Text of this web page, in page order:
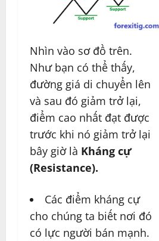
Nhìn vào sơ đồ trên.
Như bạn có thể thấy,
đường giá di chuyển lên
và sau đó giảm trở lại,
điểm cao nhất đạt được
trước khi nó giảm trở lại
bây giờ là Kháng cự
(Resistance).
Các điểm kháng cự
cho chúng ta biết nơi đó
có lực người bán mạnh.